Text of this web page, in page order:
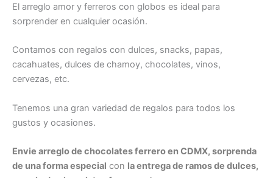
El arreglo amor y ferreros con globos es ideal para
sorprender en cualquier ocasión.
Contamos con regalos con dulces, snacks, papas,
cacahuates, dulces de chamoy, chocolates, vinos,
cervezas, etc.
Tenemos una gran variedad de regalos para todos los
gustos y ocasiones.
Envie arreglo de chocolates ferrero en CDMX, sorprenda
de una forma especial con la entrega de ramos de dulces,